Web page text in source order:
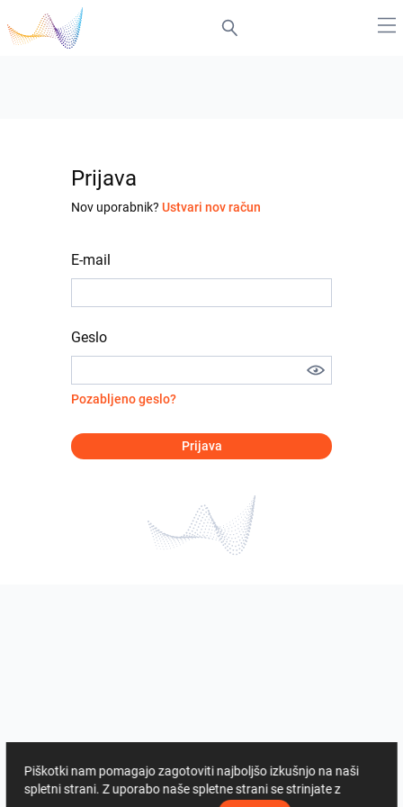
Prijava
Nov uporabnik? Ustvari nov račun
E-mail
Geslo
Pozabljeno geslo?
Prijava
Piškotki nam pomagajo zagotoviti najboljšo izkušnjo na naši
spletni strani. Z uporabo naše spletne strani se strinjate z